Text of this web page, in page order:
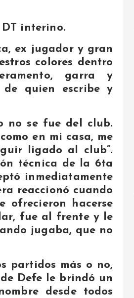
interino.
ex jugador y gran
colores dentro
garra y
quien escribe y
no se fue del club.
en mi casa, me
ligado al club”.
técnica de la 6ta
inmediatamente
reaccionó cuando
ofrecieron hacerse
fue al frente y le
jugaba, que no
partidos más o no,
Defe le brindó un
desde todos